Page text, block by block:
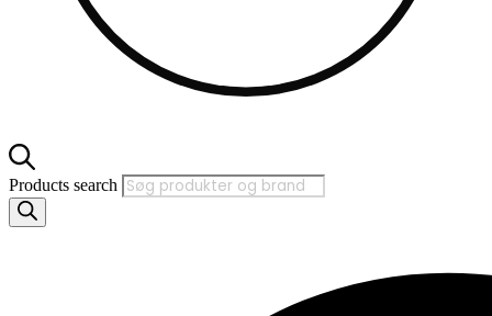
Products search